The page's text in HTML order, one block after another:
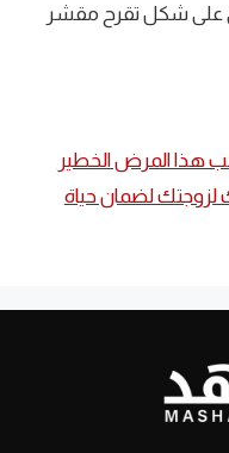
على شكل تقرح مقشر
هذا المرض الخطير
لضمان حياة